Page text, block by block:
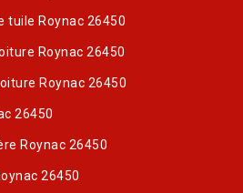
tuile Roynac 26450
Roynac 26450
Roynac 26450
26450
Roynac 26450
26450